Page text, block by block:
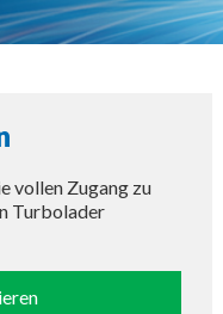
vollen Zugang zu
Turbolader